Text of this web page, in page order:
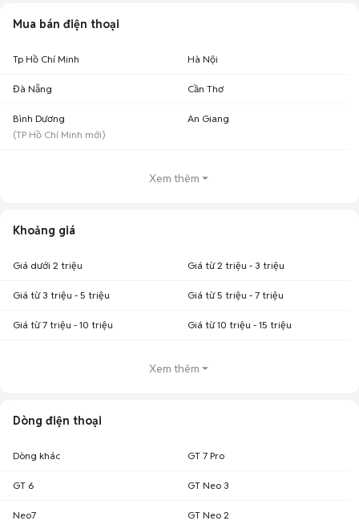
Mua bán điện thoại
Tp Hồ Chí Minh Hà Nội
Đà Nẵng Cần Thơ
Bình Dương
(TP Hồ Chí Minh mới)
An Giang
Xem thêm
Khoảng giá
Giá dưới 2 triệu Giá từ 2 triệu - 3 triệu
Giá từ 3 triệu - 5 triệu Giá từ 5 triệu - 7 triệu
Giá từ 7 triệu - 10 triệu Giá từ 10 triệu - 15 triệu
Xem thêm
Dòng điện thoại
Dòng khác GT 7 Pro
GT 6 GT Neo 3
Neo7 GT Neo 2